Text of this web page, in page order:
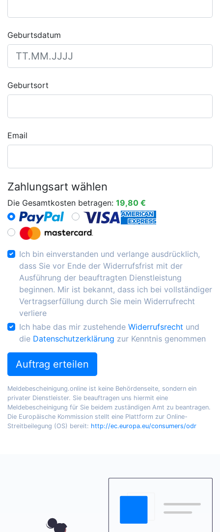
Geburtsdatum
Geburtsort
Email
Zahlungsart wählen
Die Gesamtkosten betragen: 19,80 €
Ich bin einverstanden und verlange ausdrücklich,
dass Sie vor Ende der Widerrufsfrist mit der
Ausführung der beauftragten Dienstleistung
beginnen. Mir ist bekannt, dass ich bei vollständiger
Vertragserfüllung durch Sie mein Widerrufrecht
verliere
Ich habe das mir zustehende Widerrufsrecht und
die Datenschutzerklärung zur Kenntnis genommen
Auftrag erteilen
Meldebescheinigung.online ist keine Behördenseite, sondern ein
privater Dienstleister. Sie beauftragen uns hiermit eine
Meldebescheinigung für Sie beidem zuständigen Amt zu beantragen.
Die Europäische Kommission stellt eine Plattform zur Online-
Streitbeilegung (OS) bereit: http://ec.europa.eu/consumers/odr